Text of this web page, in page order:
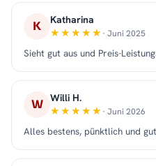
K Katharina
· Juni 2025
Sieht gut aus und Preis-
W Willi H.
· Juni 2026
Alles bestens, pünktlich und